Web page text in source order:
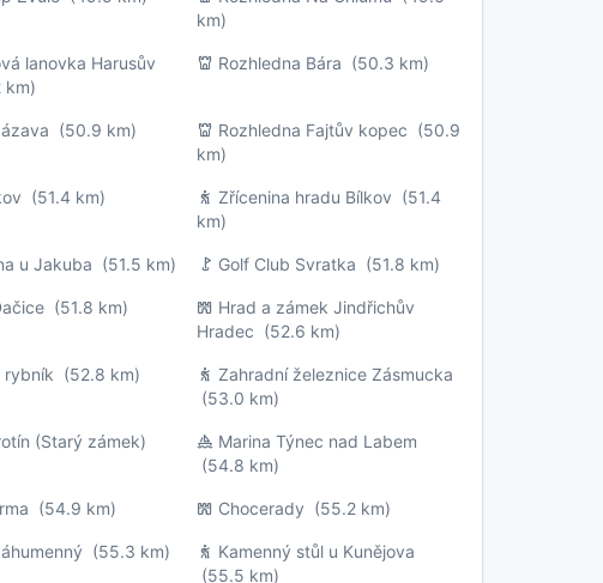
km)
lanovka Harusův
Rozhledna Bára (50.3 km)
(50.9 km) Rozhledna Fajtův kopec (50.9
km)
(51.4 km) Zřícenina hradu Bílkov (51.4
km)
u Jakuba (51.5 km) Golf Club Svratka (51.8 km)
(51.8 km)
Hrad a zámek Jindřichův
Hradec (52.6 km)
rybník (52.8 km)
Zahradní železnice Zásmucka
(53.0 km)
(Starý zámek)
Marina Týnec nad Labem
(54.8 km)
(54.9 km) Chocerady (55.2 km)
(55.3 km)
Kamenný stůl u Kunějova
(55.5 km)